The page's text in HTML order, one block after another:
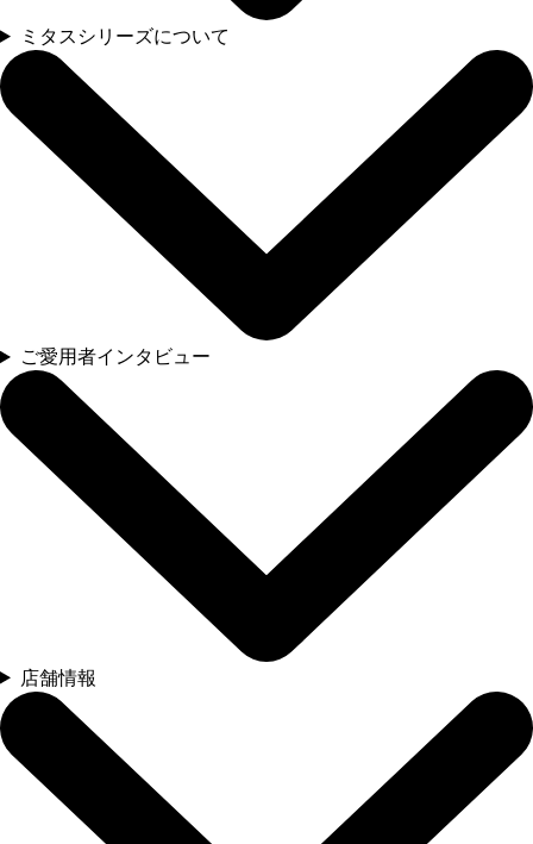
ミタスシリーズについて
ご愛用者インタビュー
店舗情報